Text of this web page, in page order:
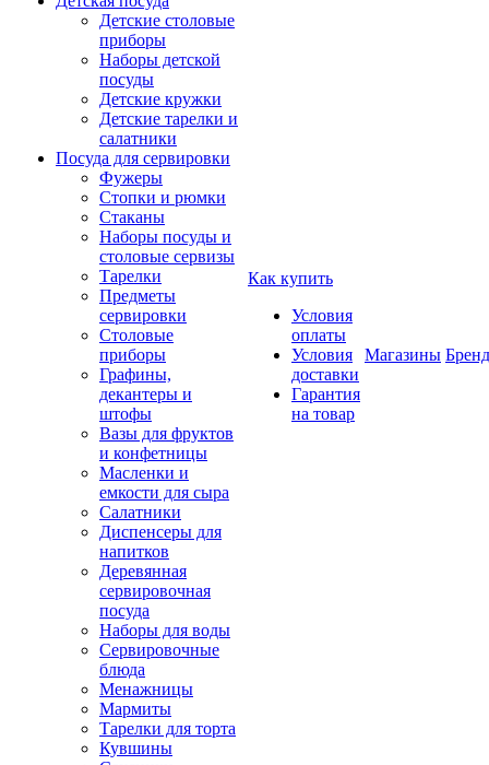
Детские столовые
приборы
Наборы детской
посуды
Детские кружки
Детские тарелки и
салатники
Посуда для сервировки
Фужеры
Стопки и рюмки
Стаканы
Наборы посуды и
столовые сервизы
Тарелки
Предметы
сервировки
Столовые
приборы
Графины,
декантеры и
штофы
Вазы для фруктов
и конфетницы
Масленки и
емкости для сыра
Салатники
Диспенсеры для
напитков
Деревянная
сервировочная
посуда
Наборы для воды
Сервировочные
блюда
Менажницы
Мармиты
Тарелки для торта
Кувшины
Как купить
Условия
оплаты
Условия
доставки
Гарантия
на товар
Магазины